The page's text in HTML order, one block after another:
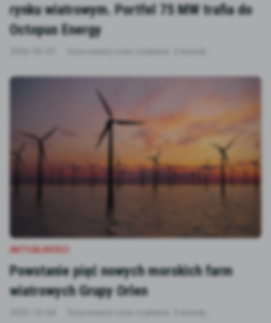
rynku wiatrowym. Portfel 75 MW trafia do
Octopus Energy
AKTUALNOŚCI
Powstanie pięć nowych morskich farm
wiatrowych Grupy Orlen